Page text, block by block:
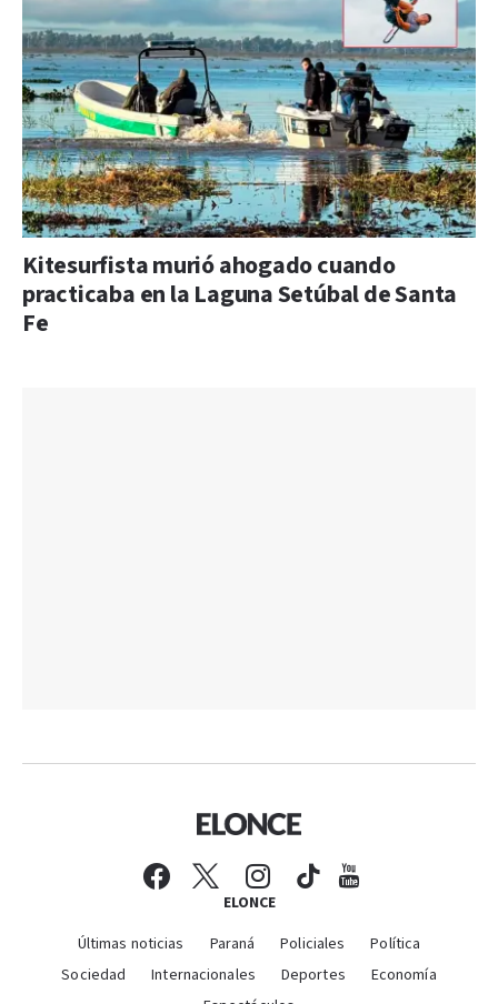
Kitesurfista murió ahogado cuando
practicaba en la Laguna Setúbal de Santa
Fe
ELONCE
Últimas noticias Paraná Policiales
Política
Sociedad
Internacionales Deportes
Economía